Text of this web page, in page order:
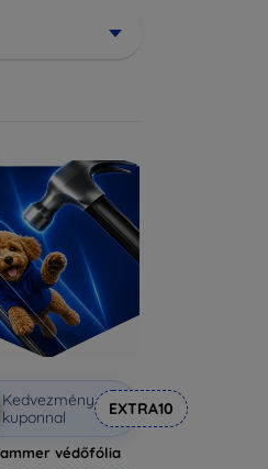
Kedvezmény
kuponnal
EXTRA10
védőfólia